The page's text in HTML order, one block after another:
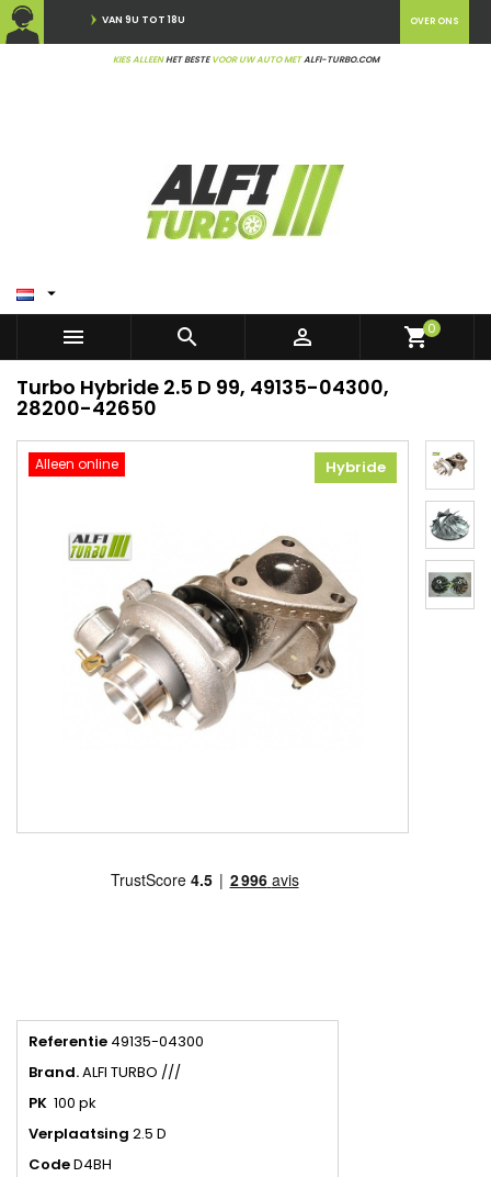
VAN 9U TOT 18U
KIES ALLEENHET BESTEVOOR UW AUTO METALFI-TURBO.COM
OVER ONS

   shopping_cart0
Turbo Hybride 2.5 D 99, 49135-04300,
28200-42650
Alleen online Hybride
Referentie 49135-04300
Brand.ALFI TURBO ///
PK 100 pk
Verplaatsing 2.5 D
CodeD4BH